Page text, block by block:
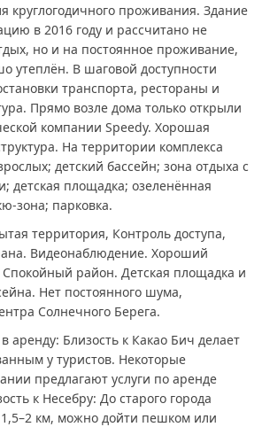
круглогодичного проживания. Здание
в 2016 году и рассчитано не
но и на постоянное проживание,
утеплён. В шаговой доступности
транспорта, рестораны и
Прямо возле дома только открыли
компании Speedy. Хорошая
На территории комплекса
детский бассейн; зона отдыха с
детская площадка; озеленённая
зона; парковка.
территория, Контроль доступа,
Видеонаблюдение. Хороший
район. Детская площадка и
Нет постоянного шума,
Солнечного Берега.
аренду: Близость к Какао Бич делает
у туристов. Некоторые
предлагают услуги по аренде
к Несебру: До старого города
1,5–2 км, можно дойти пешком или